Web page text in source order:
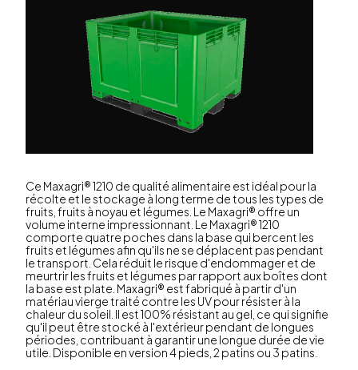
Ce Maxagri® 1210 de qualité alimentaire est idéal pour la
récolte et le stockage à long terme de tous les types de
fruits, fruits à noyau et légumes. Le Maxagri® offre un
volume interne impressionnant. Le Maxagri® 1210
comporte quatre poches dans la base qui bercent les
fruits et légumes afin qu'ils ne se déplacent pas pendant
le transport. Cela réduit le risque d'endommager et de
meurtrir les fruits et légumes par rapport aux boîtes dont
la base est plate. Maxagri® est fabriqué à partir d'un
matériau vierge traité contre les UV pour résister à la
chaleur du soleil. Il est 100% résistant au gel, ce qui signifie
qu'il peut être stocké à l'extérieur pendant de longues
périodes, contribuant à garantir une longue durée de vie
utile. Disponible en version 4 pieds, 2 patins ou 3 patins.